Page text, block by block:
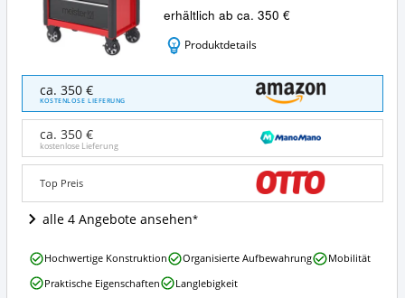
erhältlich ab ca. 350 €
Produktdetails
Meister
Werkstattwagen
M-
ohne
Werkzeug
Angebote:
ist
dieser
(leer)
erhältlich?
ca. 350 €
KOSTENLOSE LIEFERUNG
ca. 350 €
kostenlose Lieferung
Top Preis
alle 4 Angebote ansehen
Meister
Werkstattwagen
M-
Hochwertige Konstruktion Organisierte Aufbewahrung
Mobilität
Praktische Eigenschaften
Langlebigkeit